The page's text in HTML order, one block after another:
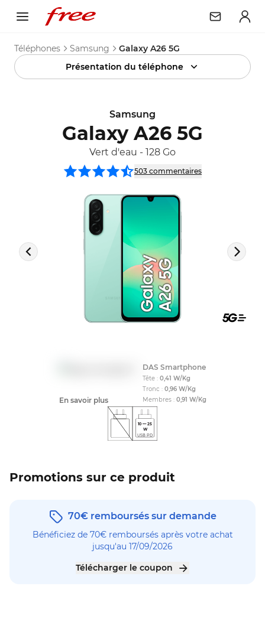
Téléphones Samsung
Galaxy A26 5G
Présentation du téléphone
Samsung
Galaxy A26 5G
Vert d'eau - 128 Go
503 commentaires
En savoir plus
DAS Smartphone
Tête : 0,41 W/Kg
Tronc : 0,96W/Kg
Membres : 0,91 W/Kg
10—25
W
USB PD
Promotions sur ce produit
70€ remboursés sur demande
Bénéficiez de 70€ remboursés après votre achat
jusqu'au 17/09/2026
Télécharger le coupon